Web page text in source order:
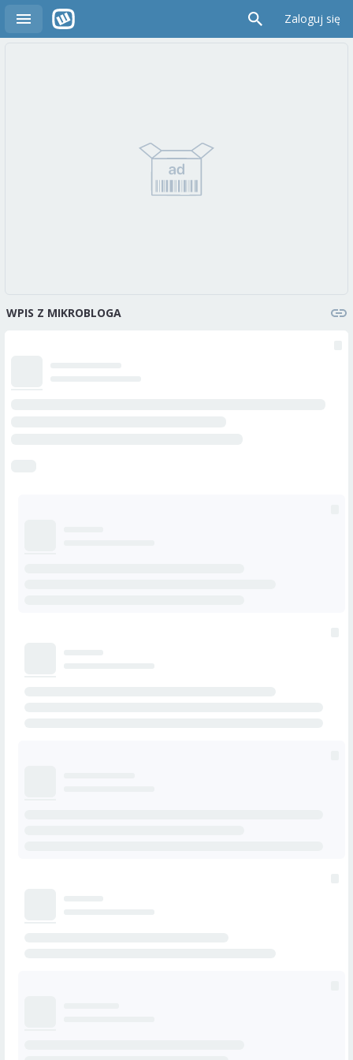
Zaloguj się
WPIS Z MIKROBLOGA